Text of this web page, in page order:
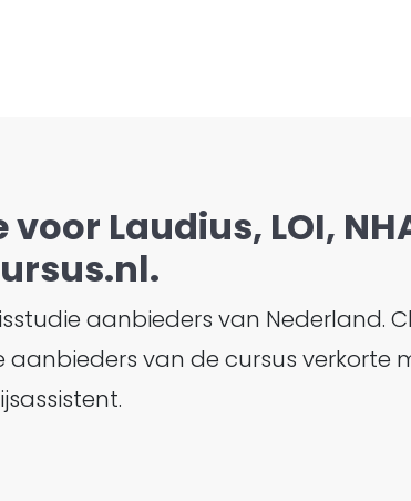
Laudius, LOI,
aanbieders van Nederland.
aanbieders van de cursus